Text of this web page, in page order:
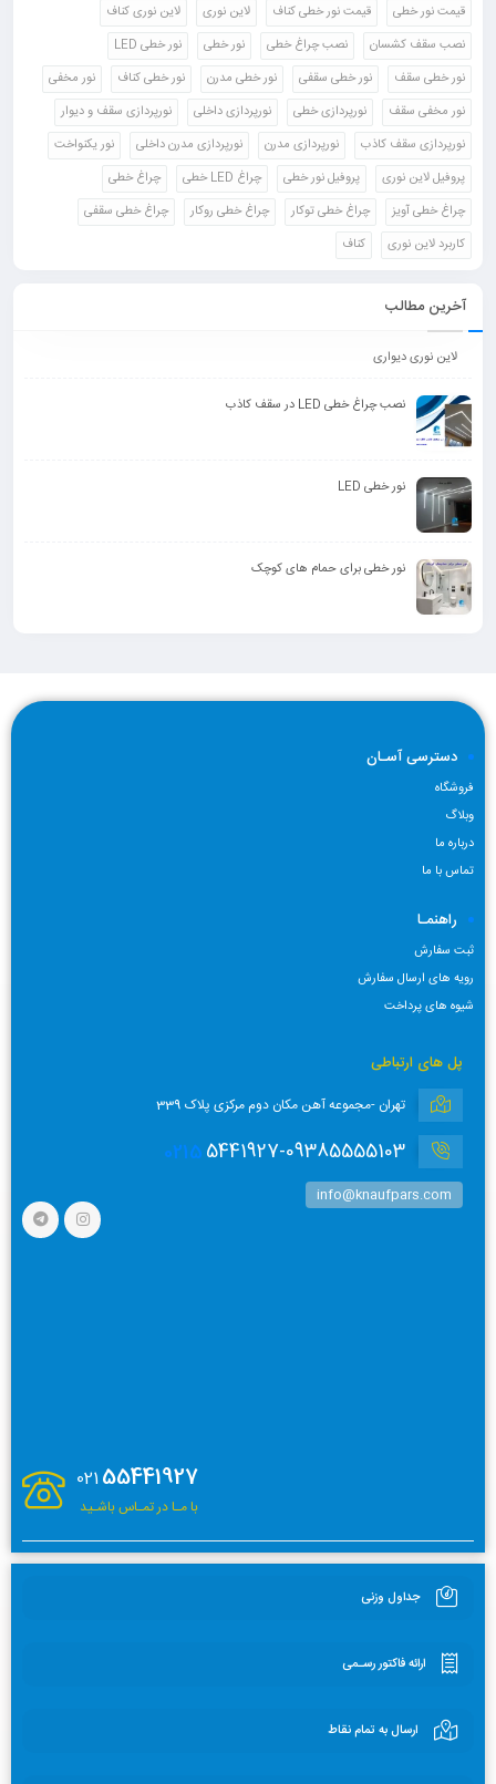
قیمت نور خطی
قیمت نور خطی کناف لاین نوری
لاین نوری کناف
نصب سقف کشسان
نصب چراغ خطی نور خطی
نور خطی LED
نور خطی سقف
نور خطی سقفی نور خطی مدرن نور خطی کناف
نور مخفی
نور مخفی سقف
نورپردازی خطی نورپردازی داخلی
نورپردازی سقف و دیوار
نورپردازی سقف کاذب
نورپردازی مدرن نورپردازی مدرن داخلی
نور یکنواخت
پروفیل لاین نوری
پروفیل نور خطی چراغ LED خطی
چراغ خطی
چراغ خطی آویز
چراغ خطی توکار چراغ خطی روکار
چراغ خطی سقفی
کاربرد لاین نوری
کناف
آخرین مطالب
لاین نوری دیواری
نصب چراغ خطی LED در سقف کاذب
نور خطی LED
نور خطی برای حمام های کوچک
دسترسی آسـان
فروشگاه
وبلاگ
درباره ما
تماس با ما
راهنمـا
ثبت سفارش
رویه های ارسال سفارش
شیوه های پرداخت
پل های ارتباطی
تهران -مجموعه آهن مکان دوم مرکزی پلاک 339
02155441927-09385555103
info@knaufpars.com
55441927
021
با مـا در تمـاس باشـید
جداول وزنی
ارائه فاکتور رسـمی
ارسال به تمام نقاط